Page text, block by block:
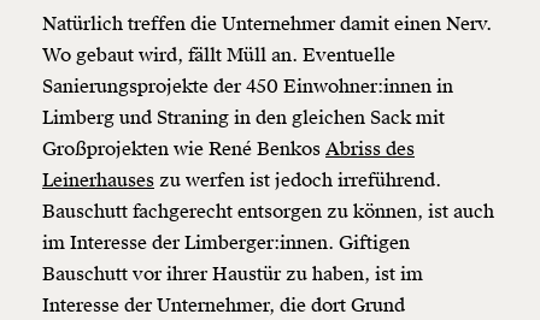
Natürlich treffen die Unternehmer damit einen Nerv.
Wo gebaut wird, fällt Müll an. Eventuelle
Sanierungsprojekte der 450 Einwohner:innen in
Limberg und Straning in den gleichen Sack mit
Großprojekten wie René Benkos Abriss des
Leinerhauses zu werfen ist jedoch irreführend.
Bauschutt fachgerecht entsorgen zu können, ist auch
im Interesse der Limberger:innen. Giftigen
Bauschutt vor ihrer Haustür zu haben, ist im
Interesse der Unternehmer, die dort Grund